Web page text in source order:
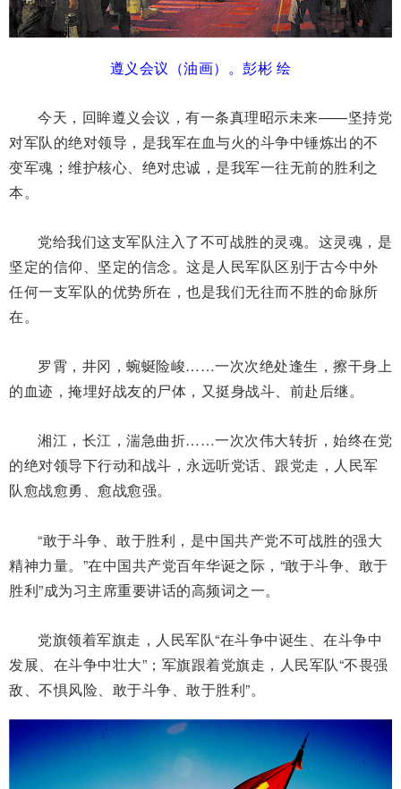
遵义会议（油画）。彭彬 绘
今天，回眸遵义会议，有一条真理昭示未来——坚持党
对军队的绝对领导，是我军在血与火的斗争中锤炼出的不
变军魂；维护核心、绝对忠诚，是我军一往无前的胜利之
本。
党给我们这支军队注入了不可战胜的灵魂。这灵魂，是
坚定的信仰、坚定的信念。这是人民军队区别于古今中外
任何一支军队的优势所在，也是我们无往而不胜的命脉所
在。
罗霄，井冈，蜿蜒险峻……一次次绝处逢生，擦干身上
的血迹，掩埋好战友的尸体，又挺身战斗、前赴后继。
湘江，长江，湍急曲折……一次次伟大转折，始终在党
的绝对领导下行动和战斗，永远听党话、跟党走，人民军
队愈战愈勇、愈战愈强。
“敢于斗争、敢于胜利，是中国共产党不可战胜的强大
精神力量。”在中国共产党百年华诞之际，“敢于斗争、敢于
胜利”成为习主席重要讲话的高频词之一。
党旗领着军旗走，人民军队“在斗争中诞生、在斗争中
发展、在斗争中壮大”；军旗跟着党旗走，人民军队“不畏强
敌、不惧风险、敢于斗争、敢于胜利”。